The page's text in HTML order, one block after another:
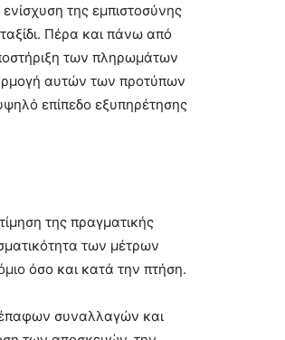
της εμπιστοσύνης
Πέρα και πάνω από
των πληρωμάτων
αυτών των προτύπων
επίπεδο εξυπηρέτησης
της πραγματικής
των μέτρων
όσο και κατά την πτήση.
συναλλαγών και